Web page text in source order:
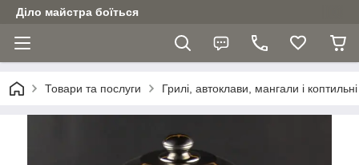
Діло майстра боїться
Товари та послуги Грилі, автоклави, мангали і коптильні